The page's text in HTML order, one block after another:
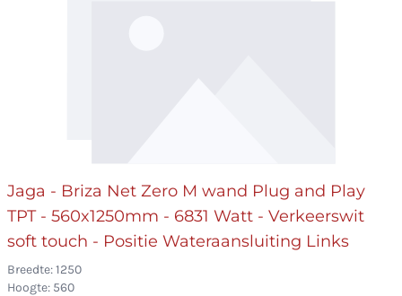
Jaga - Briza Net Zero M wand Plug and Play
TPT - 560x1250mm - 6831 Watt - Verkeerswit
soft touch - Positie Wateraansluiting Links
Breedte: 1250
Hoogte: 560